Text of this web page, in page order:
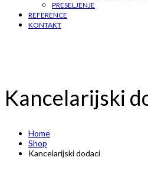
PRESELJENJE
REFERENCE
KONTAKT
Kancelarijski
Home
Shop
Kancelarijski dodaci